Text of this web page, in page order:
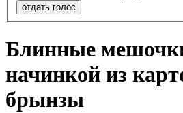
отдать голос
Блинные
начинкой из
брынзы